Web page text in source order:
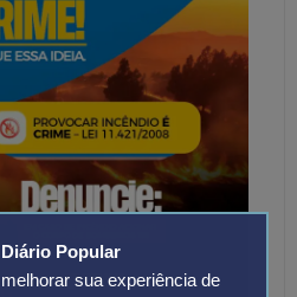
Popular
sua experiência de